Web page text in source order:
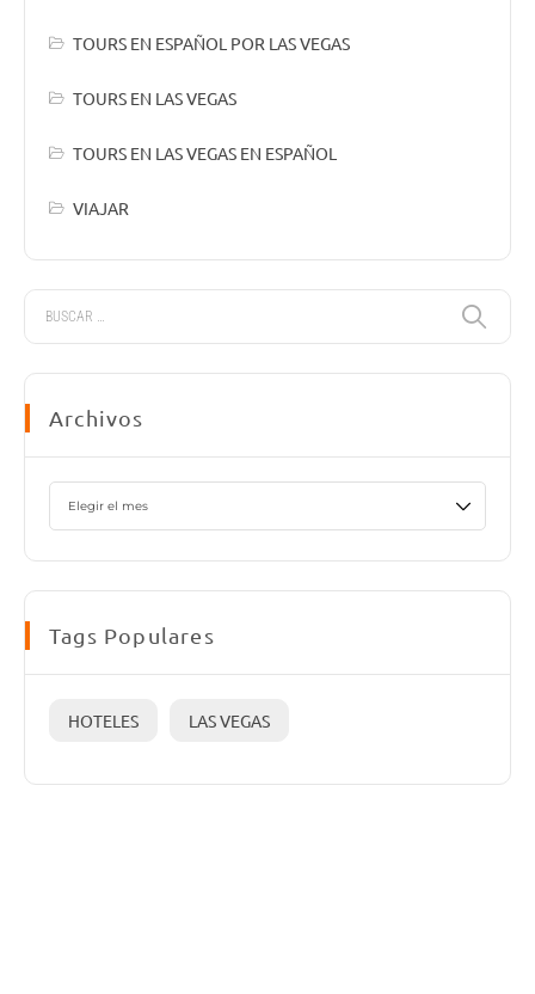
TOURS EN ESPAÑOL POR LAS VEGAS
TOURS EN LAS VEGAS
TOURS EN LAS VEGAS EN ESPAÑOL
VIAJAR
Archivos
Tags Populares
HOTELES LAS VEGAS